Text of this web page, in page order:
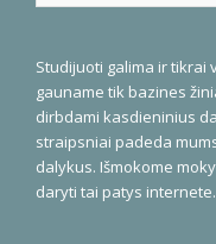
Studijuoti galima ir tikrai
gauname tik bazines
dirbdami kasdieninius
straipsniai padeda
dalykus. Išmokome
daryti tai patys internete.